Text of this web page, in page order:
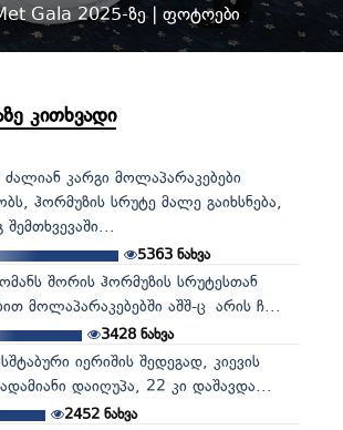
Gala 2025-ზე | ფოტოები
კითხვადი
კარგი მოლაპარაკებები
ჰორმუზის სრუტე მალე გაიხსნება,
შემთხვევაში...
5363 ნახვა
შორის ჰორმუზის სრუტესთან
მოლაპარაკებებში აშშ-ც არის ჩ...
3428ნახვა
იერიშის შედეგად, კიევის
დაიღუპა, 22 კი დაშავდა...
2452ნახვა